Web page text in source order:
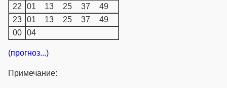
22
01 13 25 37
49
23
01 13 25 37
49
00
04
(прогноз...)
Примечание: